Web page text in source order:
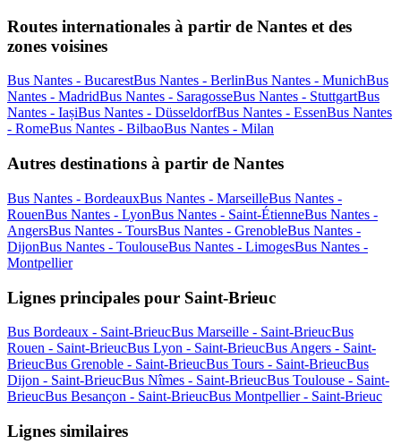
Routes internationales à partir de Nantes et des
zones voisines
Bus Nantes - BucarestBus Nantes - BerlinBus Nantes - MunichBus
Nantes - MadridBus Nantes - SaragosseBus Nantes - StuttgartBus
Nantes - IașiBus Nantes - DüsseldorfBus Nantes - EssenBus Nantes
- RomeBus Nantes - BilbaoBus Nantes - Milan
Autres destinations à partir de Nantes
Bus Nantes - BordeauxBus Nantes - MarseilleBus Nantes -
RouenBus Nantes - LyonBus Nantes - Saint-ÉtienneBus Nantes -
AngersBus Nantes - ToursBus Nantes - GrenobleBus Nantes -
DijonBus Nantes - ToulouseBus Nantes - LimogesBus Nantes -
Montpellier
Lignes principales pour Saint-Brieuc
Bus Bordeaux - Saint-BrieucBus Marseille - Saint-BrieucBus
Rouen - Saint-BrieucBus Lyon - Saint-BrieucBus Angers - Saint-
BrieucBus Grenoble - Saint-BrieucBus Tours - Saint-BrieucBus
Dijon - Saint-BrieucBus Nîmes - Saint-BrieucBus Toulouse - Saint-
BrieucBus Besançon - Saint-BrieucBus Montpellier - Saint-Brieuc
Lignes similaires